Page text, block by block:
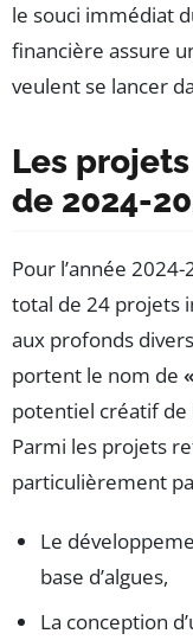
le souci immédiat
financière assure
veulent se lancer
Les
de 2024-
Pour l’année
total de 24 projets
aux profonds
portent le nom de
potentiel créatif
Parmi les projets
particulièrement
Le
base d’algues,
La conception